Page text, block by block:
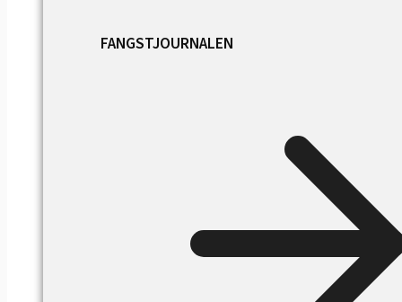
FANGSTJOURNALEN